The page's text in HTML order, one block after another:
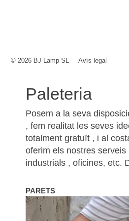
© 2026 BJ Lamp SL Avís legal
Paleteria
Posem a la seva
, fem realitat les seves
totalment gratuït , i al
oferim els nostres
industrials , oficines, etc.
PARETS